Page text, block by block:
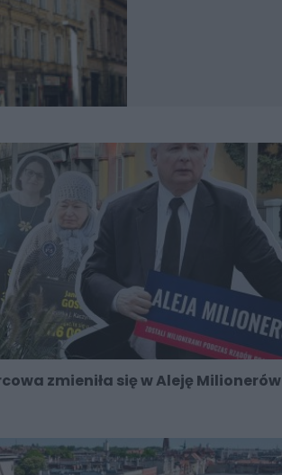
zmieniła się w Aleję Milionerów